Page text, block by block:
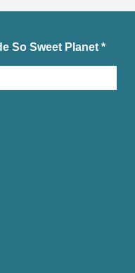
So Sweet Planet*